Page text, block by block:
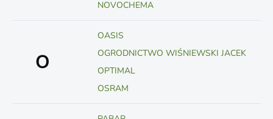
NOVOCHEMA
O
OASIS
OGRODNICTWO WIŚNIEWSKI JACEK
OPTIMAL
OSRAM